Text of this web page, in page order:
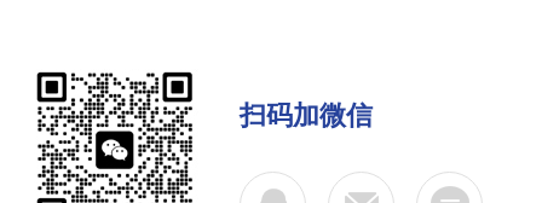
扫码加微信